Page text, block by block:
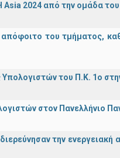
Asia 2024 από την ομάδα
του τμήματος,
του Π.Κ. 1ο
στον Πανελλήνιο
την